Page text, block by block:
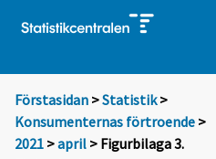
Förstasidan >Statistik >
Konsumenternas förtroende >
2021 >april > Figurbilaga 3.